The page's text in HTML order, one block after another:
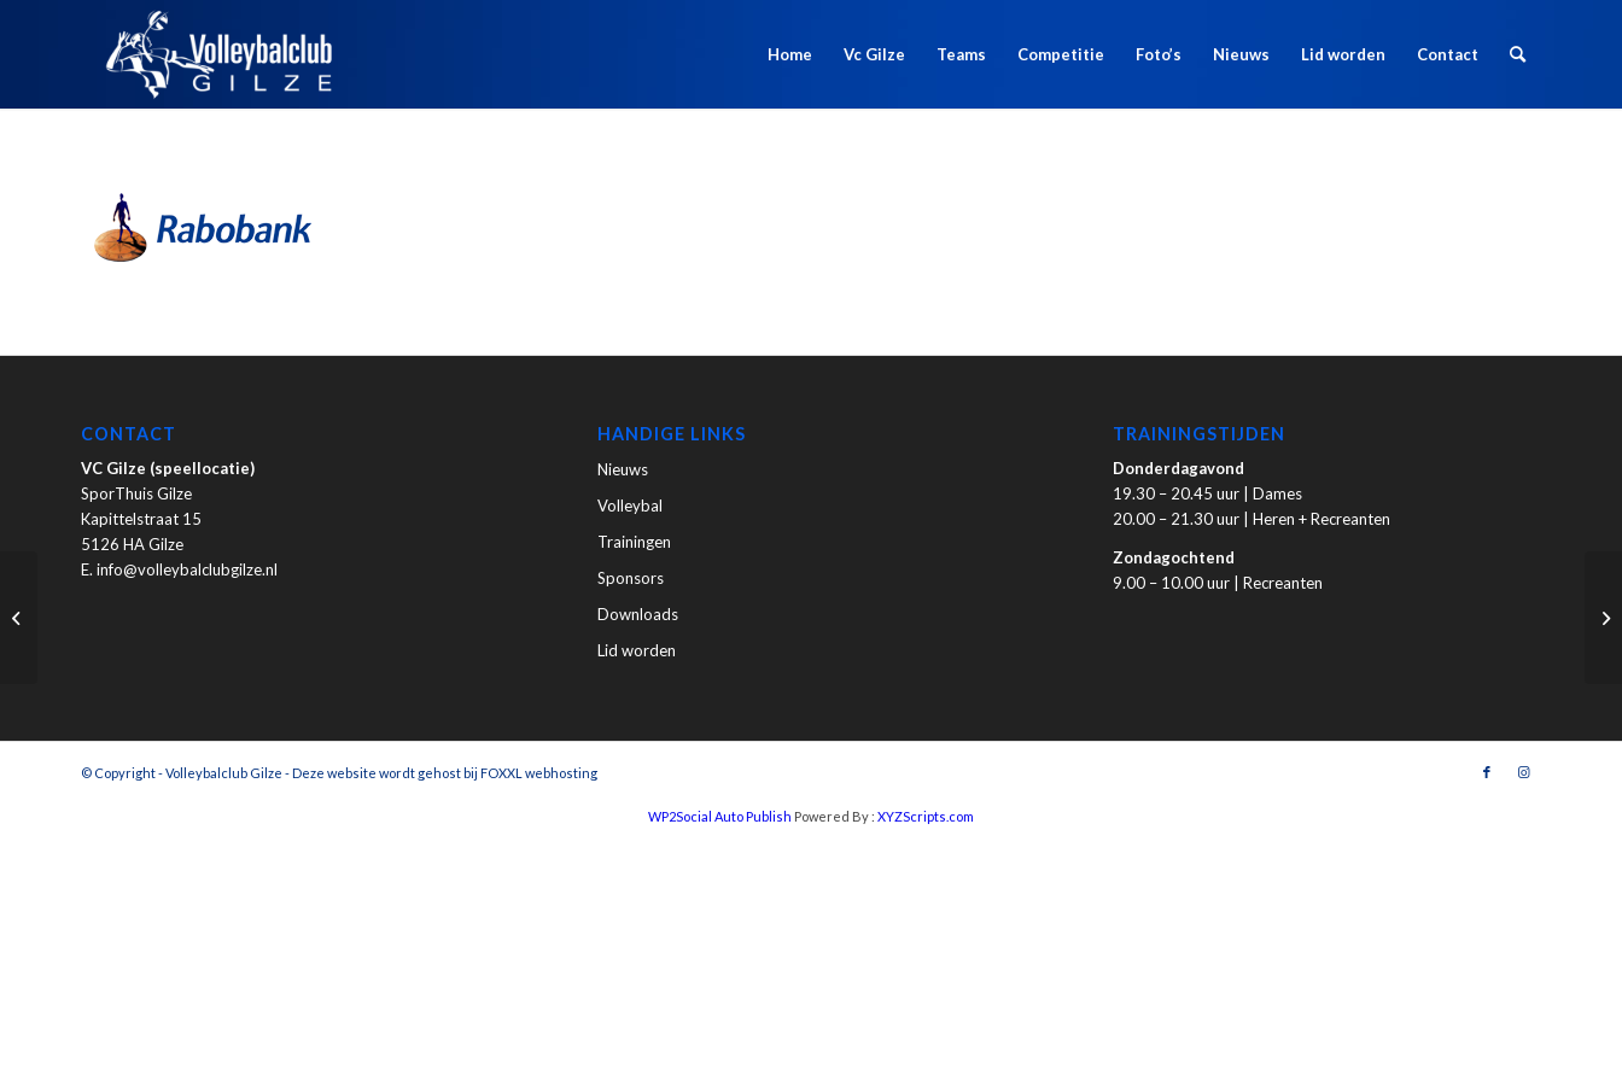
Home Vc Gilze Teams Competitie Foto’s Nieuws Lid worden Contact
CONTACT
VC Gilze (speellocatie)
SporThuis Gilze
Kapittelstraat 15
5126 HA Gilze
E. info@volleybalclubgilze.nl
HANDIGE LINKS
Nieuws
Volleybal
Trainingen
Sponsors
Downloads
Lid worden
TRAININGSTIJDEN
Donderdagavond
19.30 – 20.45 uur | Dames
20.00 – 21.30 uur | Heren + Recreanten
Zondagochtend
9.00 – 10.00 uur | Recreanten
© Copyright - Volleybalclub Gilze - Deze website wordt gehost bij FOXXL webhosting
WP2Social Auto Publish Powered By : XYZScripts.com